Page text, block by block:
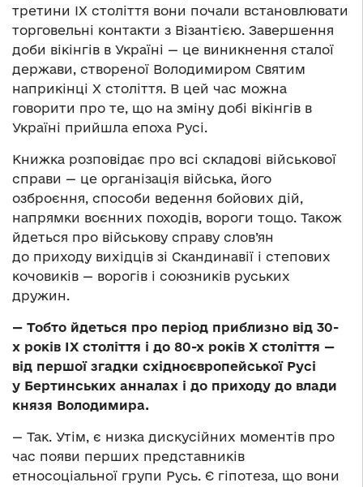
третини ІХ століття вони почали встановлювати
торговельні контакти з Візантією. Завершення
доби вікінгів в Україні — це виникнення сталої
держави, створеної Володимиром Святим
наприкінці Х століття. В цей час можна
говорити про те, що на зміну добі вікінгів в
Україні прийшла епоха Русі.
Книжка розповідає про всі складові військової
справи — це організація війська, його
озброєння, способи ведення бойових дій,
напрямки воєнних походів, вороги тощо. Також
йдеться про військову справу слов’ян
до приходу вихідців зі Скандинавії і степових
кочовиків — ворогів і союзників руських
дружин.
— Тобто йдеться про період приблизно від 30-
х років ІХ століття і до 80-х років Х століття —
від першої згадки східноєвропейської Русі
у Бертинських анналах і до приходу до влади
князя Володимира.
— Так. Утім, є низка дискусійних моментів про
час появи перших представників
етносоціальної групи Русь. Є гіпотеза, що вони